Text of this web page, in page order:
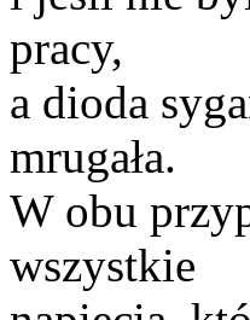
pracy,
a dioda
mrugała.
W obu
wszystkie